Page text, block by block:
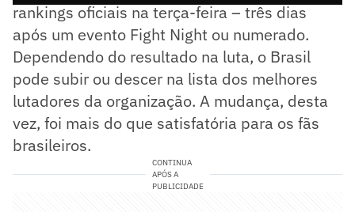
rankings oficiais na terça-feira – três dias
após um evento Fight Night ou numerado.
Dependendo do resultado na luta, o Brasil
pode subir ou descer na lista dos melhores
lutadores da organização. A mudança, desta
vez, foi mais do que satisfatória para os fãs
brasileiros.
CONTINUA
APÓS A
PUBLICIDADE